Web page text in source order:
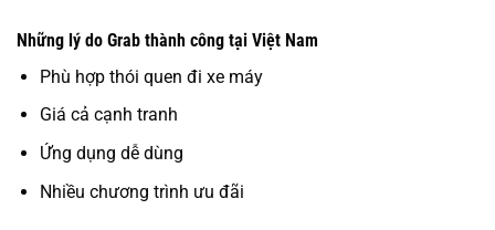
Những lý do Grab thành công tại Việt Nam
Phù hợp thói quen đi xe máy
Giá cả cạnh tranh
Ứng dụng dễ dùng
Nhiều chương trình ưu đãi